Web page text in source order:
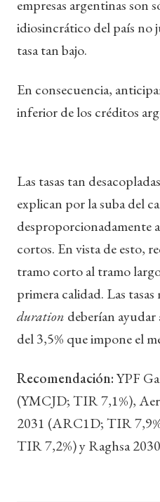
empresas argentinas son
idiosincrático del país no
tasa tan bajo.
En consecuencia,
inferior de los créditos
Las tasas tan
explican por la suba del
desproporcionadamente
cortos. En vista de esto,
tramo corto al tramo
primera calidad. Las tasas
duration deberían
del 3,5% que impone el
Recomendación:YPF
(YMCJD; TIR 7,1%),
2031 (ARC1D; TIR
TIR 7,2%) y Raghsa